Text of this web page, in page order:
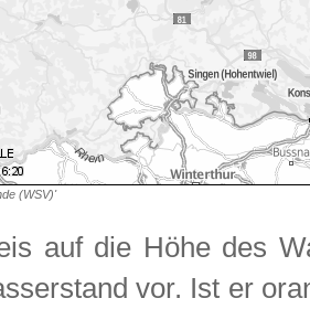
(WSV)'
auf die Höhe des
vor. Ist er